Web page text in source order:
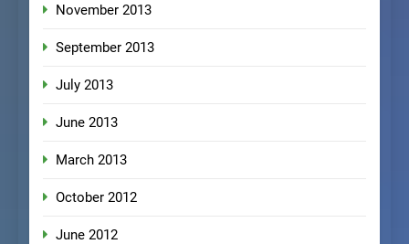
November 2013
September 2013
July 2013
June 2013
March 2013
October 2012
June 2012